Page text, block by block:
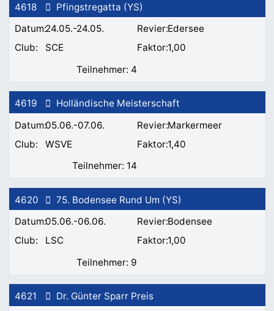
4618
24.05.-24.05.
Pfingstregatta (YS)
Edersee
SCE
1,00
4
4619
05.06.-07.06.
Holländische Meisterschaft
Markermeer
WSVE
1,40
14
4620
05.06.-06.06.
75. Bodensee Rund Um (YS)
Bodensee
LSC
1,00
9
4621
Dr. Günter Sparr Preis